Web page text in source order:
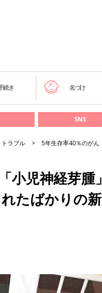
続き 名づけ
SNS
ラブル 5年生存率40％のがん
小児神経芽腫
たばかりの